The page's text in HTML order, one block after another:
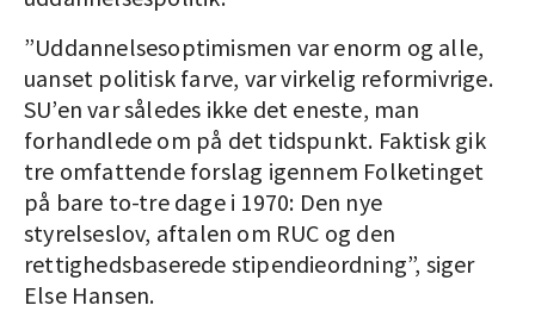
”Uddannelsesoptimismen var enorm og alle,
uanset politisk farve, var virkelig reformivrige.
SU’en var således ikke det eneste, man
forhandlede om på det tidspunkt. Faktisk gik
tre omfattende forslag igennem Folketinget
på bare to-tre dage i 1970: Den nye
styrelseslov, aftalen om RUC og den
rettighedsbaserede stipendieordning”, siger
Else Hansen.